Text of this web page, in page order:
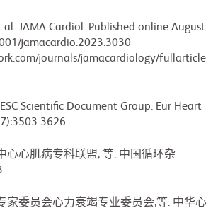
al. JAMA Cardiol. Published online August
jamacardio.2023.3030
journals/jamacardiology/fullarticle
Scientific Document Group. Eur Heart
3626.
心心肌病专科联盟, 等. 中国循环杂
家委员会心力衰竭专业委员会,等. 中华心